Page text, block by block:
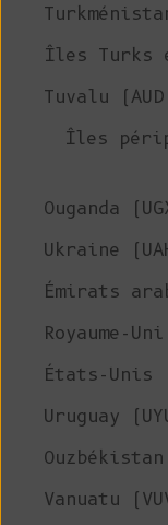
Îles Turks
Tuvalu
Îles
Ouganda
Ukraine
Royaume-
États-Unis
Uruguay
Vanuatu